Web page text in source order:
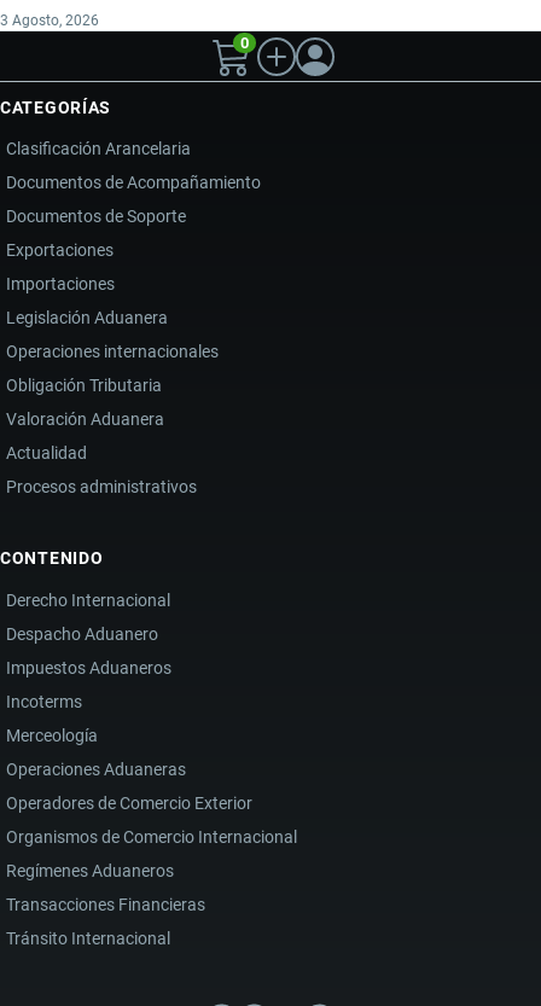
3 Agosto, 2026
0
CATEGORÍAS
Clasificación Arancelaria
Documentos de Acompañamiento
Documentos de Soporte
Exportaciones
Importaciones
Legislación Aduanera
Operaciones internacionales
Obligación Tributaria
Valoración Aduanera
Actualidad
Procesos administrativos
CONTENIDO
Derecho Internacional
Despacho Aduanero
Impuestos Aduaneros
Incoterms
Merceología
Operaciones Aduaneras
Operadores de Comercio Exterior
Organismos de Comercio Internacional
Regímenes Aduaneros
Transacciones Financieras
Tránsito Internacional